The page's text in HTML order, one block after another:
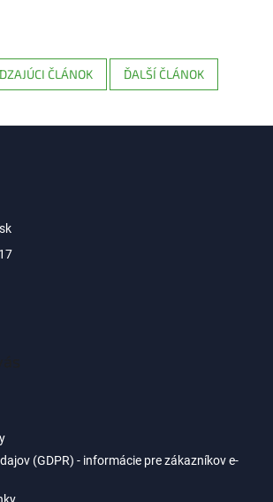
ČLÁNOK ĎALŠÍ ČLÁNOK
(GDPR) - informácie pre zákazníkov e-